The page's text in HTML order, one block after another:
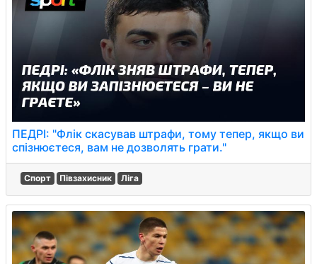
ПЕДРІ: "Флік скасував штрафи, тому тепер, якщо ви
спізнюєтеся, вам не дозволять грати."
Спорт Півзахисник Ліга